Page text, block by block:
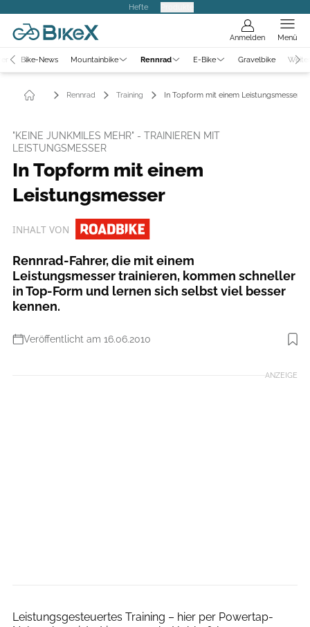
Hefte
Anmelden Menü
Bike-News Mountainbike Rennrad E-Bike Gravelbike
Rennrad Training In Topform mit einem Leistungsmesser
"KEINE JUNKMILES MEHR" - TRAINIEREN MIT
LEISTUNGSMESSER
In Topform mit einem
Leistungsmesser
INHALT VON
Rennrad-Fahrer, die mit einem
Leistungsmesser trainieren, kommen schneller
in Top-Form und lernen sich selbst viel besser
kennen.
Veröffentlicht am 16.06.2010
Foto: Benjamin Hahn
ANZEIGE
Leistungsgesteuertes Training – hier per Power­tap-